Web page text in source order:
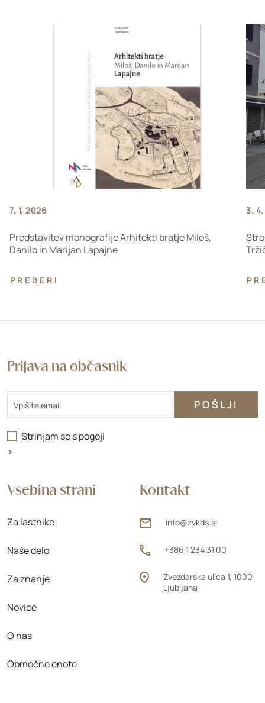
7. 1. 2026
Predstavitev monografije Arhitekti bratje Miloš,
Danilo in Marijan Lapajne
PREBERI
3.
Kontakt
info@zvkds.si
+386 1 234 31 00
Zvezdarska ulica 1, 1000
Ljubljana
Vsebina strani
Za lastnike
Naše delo
Za znanje
Novice
O nas
Območne enote
Prijava na občasnik
Strinjam se spogoji
>